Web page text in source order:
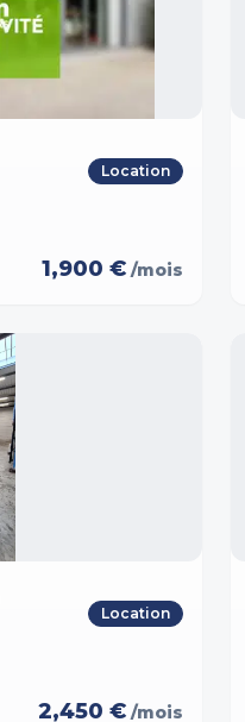
Location
1,900 € /mois
Location
2,450 € /mois